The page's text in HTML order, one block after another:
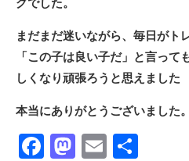
まだまだ迷いながら、毎日がト
「この子は良い子だ」と言っ
しくなり頑張ろうと思えました
本当にありがとうございました。
Facebook
Mastodon
Email